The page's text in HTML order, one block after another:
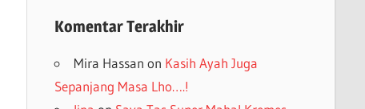
Komentar Terakhir
Mira Hassan on Kasih Ayah Juga
Sepanjang Masa Lho….!